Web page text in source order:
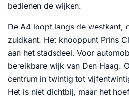
bedienen de wijken.
De A4 loopt langs de westkant,
zuidkant. Het knooppunt Prins
aan het stadsdeel. Voor
bereikbare wijk van Den Haag.
centrum in twintig tot
Het is niet dichtbij, maar het